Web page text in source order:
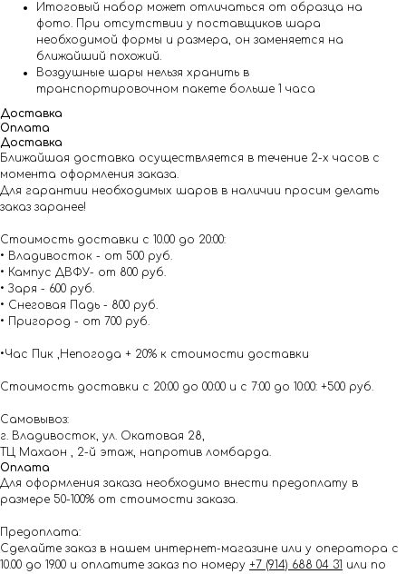
Итоговый набор может отличаться от образца на
фото. При отсутствии у поставщиков шара
необходимой формы и размера, он заменяется на
ближайший похожий.
Воздушные шары нельзя хранить в
транспортировочном пакете больше 1 часа
Доставка
Оплата
Доставка
Ближайшая доставка осуществляется в течение 2-х часов с
момента оформления заказа.
Для гарантии необходимых шаров в наличии просим делать
заказ заранее!
Стоимость доставки с 10.00 до 20:00:
• Владивосток - от 500 руб.
• Кампус ДВФУ- от 800 руб.
• Заря - 600 руб.
• Снеговая Падь - 800 руб.
• Пригород - от 700 руб.
•Час Пик ,Непогода + 20% к стоимости доставки
Стоимость доставки с 20:00 до 00:00 и с 7:00 до 10:00: +500 руб.
Самовывоз:
г. Владивосток, ул. Окатовая 28,
ТЦ Махаон , 2-й этаж, напротив ломбарда.
Оплата
Для оформления заказа необходимо внести предоплату в
размере 50-100% от стоимости заказа.
Предоплата:
Сделайте заказ в нашем интернет-магазине или у оператора с
10.00 до 19.00 и оплатите заказ по номеру +7 (914) 688 04 31 или по